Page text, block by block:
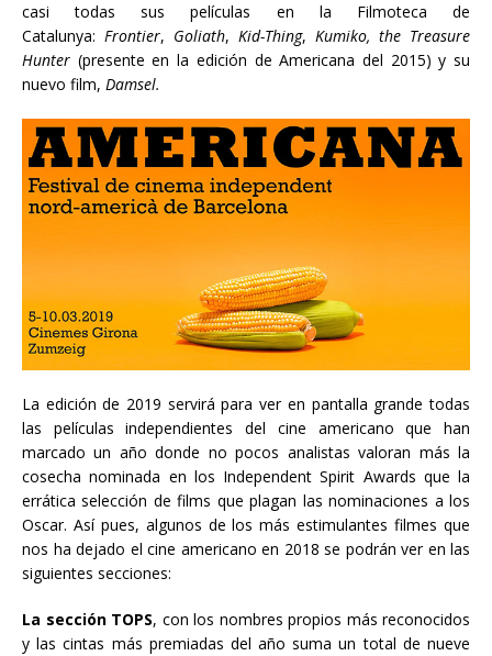
casi todas sus películas en la Filmoteca de
Catalunya: Frontier, Goliath, Kid-Thing, Kumiko, the Treasure
Hunter (presente en la edición de Americana del 2015) y su
nuevo film, Damsel.
La edición de 2019 servirá para ver en pantalla grande todas
las películas independientes del cine americano que han
marcado un año donde no pocos analistas valoran más la
cosecha nominada en los Independent Spirit Awards que la
errática selección de films que plagan las nominaciones a los
Oscar. Así pues, algunos de los más estimulantes filmes que
nos ha dejado el cine americano en 2018 se podrán ver en las
siguientes secciones:
La sección TOPS, con los nombres propios más reconocidos
y las cintas más premiadas del año suma un total de nueve